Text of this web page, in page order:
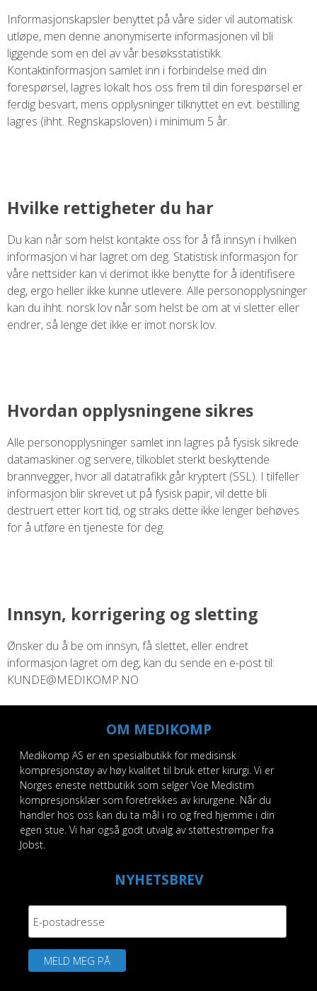
Informasjonskapsler benyttet på våre sider vil automatisk
utløpe, men denne anonymiserte informasjonen vil bli
liggende som en del av vår besøksstatistikk.
Kontaktinformasjon samlet inn i forbindelse med din
forespørsel, lagres lokalt hos oss frem til din forespørsel er
ferdig besvart, mens opplysninger tilknyttet en evt. bestilling
lagres (ihht. Regnskapsloven) i minimum 5 år.
Hvilke rettigheter du har
Du kan når som helst kontakte oss for å få innsyn i hvilken
informasjon vi har lagret om deg. Statistisk informasjon for
våre nettsider kan vi derimot ikke benytte for å identifisere
deg, ergo heller ikke kunne utlevere. Alle personopplysninger
kan du ihht. norsk lov når som helst be om at vi sletter eller
endrer, så lenge det ikke er imot norsk lov.
Hvordan opplysningene sikres
Alle personopplysninger samlet inn lagres på fysisk sikrede
datamaskiner og servere, tilkoblet sterkt beskyttende
brannvegger, hvor all datatrafikk går kryptert (SSL). I tilfeller
informasjon blir skrevet ut på fysisk papir, vil dette bli
destruert etter kort tid, og straks dette ikke lenger behøves
for å utføre en tjeneste for deg.
Innsyn, korrigering og sletting
Ønsker du å be om innsyn, få slettet, eller endret
informasjon lagret om deg, kan du sende en e-post til:
KUNDE@MEDIKOMP.NO
OM MEDIKOMP
Medikomp AS er en spesialbutikk for medisinsk
kompresjonstøy av høy kvalitet til bruk etter kirurgi. Vi er
Norges eneste nettbutikk som selger Voe Medistim
kompresjonsklær som foretrekkes av kirurgene. Når du
handler hos oss kan du ta mål i ro og fred hjemme i din
egen stue. Vi har også godt utvalg av støttestrømper fra
Jobst.
NYHETSBREV